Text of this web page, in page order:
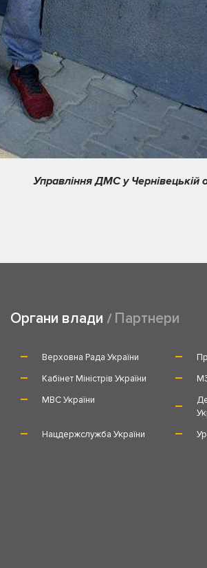
Управління ДМС у Чернівецькій
Органи влади Партнери
Верховна Рада України
Кабінет Міністрів України
МВС України
Нацдержслужба України